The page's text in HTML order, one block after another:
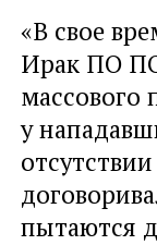
«В свое
Ирак ПО
массового
у
пытаются